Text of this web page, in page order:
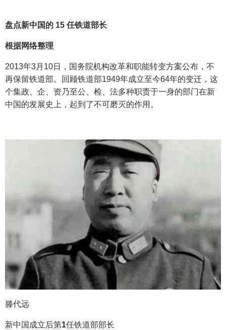
盘点新中国的 15 任铁道部长
根据网络整理
2013年3月10日，国务院机构改革和职能转变方案公布，不
再保留铁道部。回顾铁道部1949年成立至今64年的变迁，这
个集政、企、资乃至公、检、法多种职责于一身的部门在新
中国的发展史上，起到了不可磨灭的作用。
滕代远
新中国成立后第1任铁道部部长